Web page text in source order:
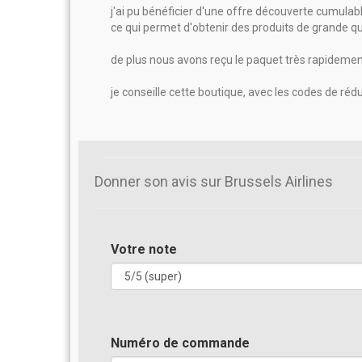
j'ai pu bénéficier d'une offre découverte
ce qui permet d'obtenir des produits de grande
de plus nous avons reçu le paquet très
je conseille cette boutique, avec les codes de
Donner son avis sur Brussels Airlines
Votre note
Numéro de commande